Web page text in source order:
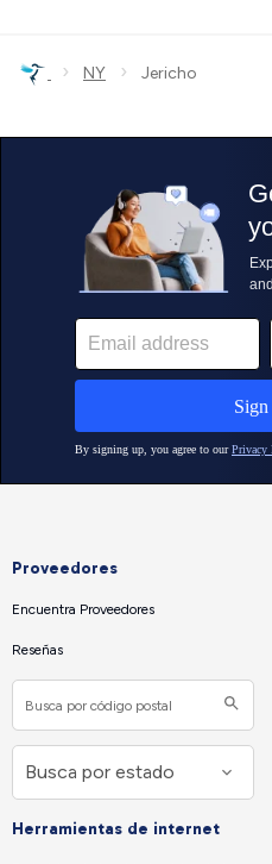
› NY › Jericho
Proveedores
Encuentra Proveedores
Reseñas
Herramientas de internet